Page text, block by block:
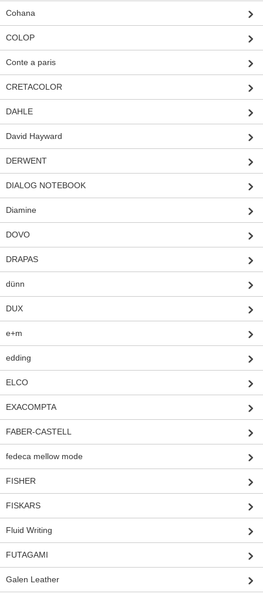
Cohana
COLOP
Conte a paris
CRETACOLOR
DAHLE
David Hayward
DERWENT
DIALOG NOTEBOOK
Diamine
DOVO
DRAPAS
dünn
DUX
e+m
edding
ELCO
EXACOMPTA
FABER-CASTELL
fedeca mellow mode
FISHER
FISKARS
Fluid Writing
FUTAGAMI
Galen Leather